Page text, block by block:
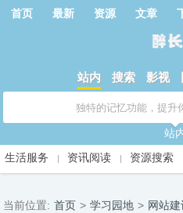
首页 最新 资源 文章
站内 搜索 影视
站
生活服务
资讯阅读 资源搜索
当前位置: 首页 > 学习园地 > 网站